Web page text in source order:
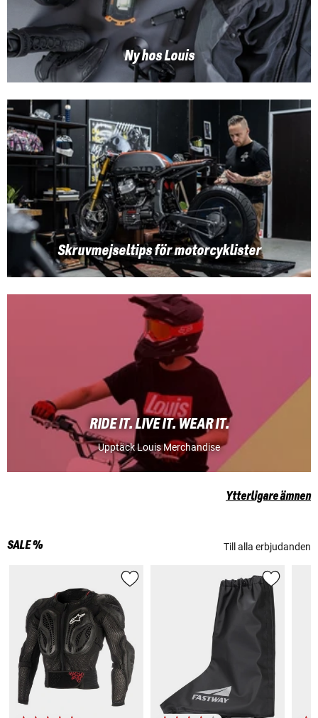
Ny hos Louis
Skruvmejseltips för motorcyklister
RIDE IT. LIVE IT. WEAR IT.
Upptäck Louis Merchandise
Ytterligare ämnen
SALE % Till alla erbjudanden